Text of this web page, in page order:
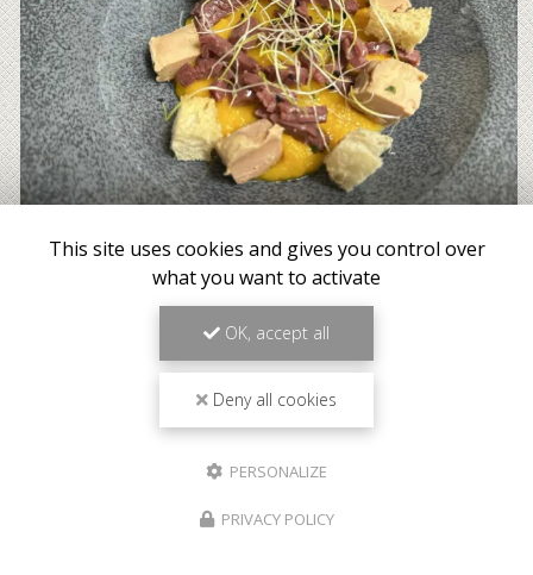
This site uses cookies and gives you control over
what you want to activate
OK, accept all
Deny all cookies
PERSONALIZE
PRIVACY POLICY